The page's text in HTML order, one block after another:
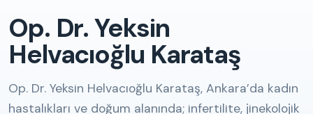
Op. Dr. Yeksin
Helvacıoğlu Karataş
Op. Dr. Yeksin Helvacıoğlu Karataş, Ankara’da kadın
hastalıkları ve doğum alanında; infertilite, jinekolojik